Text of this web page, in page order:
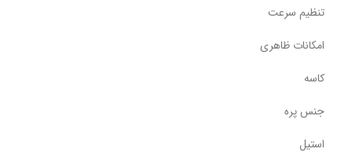
تنظیم سرعت
امکانات ظاهری
کاسه
جنس پره
استیل